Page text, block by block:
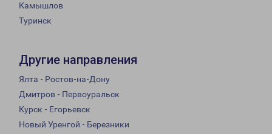
Камышлов
Туринск
Другие направления
Ялта - Ростов-на-Дону
Дмитров - Первоуральск
Курск - Егорьевск
Новый Уренгой - Березники